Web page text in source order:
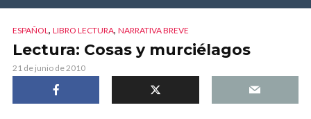
ESPAÑOL, LIBRO LECTURA, NARRATIVA BREVE
Lectura: Cosas y murciélagos
21 de junio de 2010